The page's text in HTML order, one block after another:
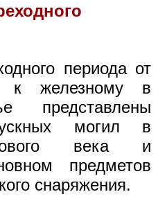
периода от
к железному в
представлены
могил в
века и
предметов
снаряжения.